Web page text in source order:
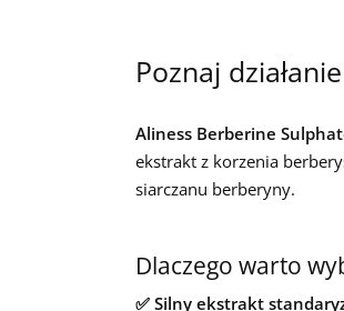
Poznaj
Aliness Berberine
ekstrakt z korzenia
siarczanu berberyny.
Dlaczego warto
✅ Silny ekstrakt